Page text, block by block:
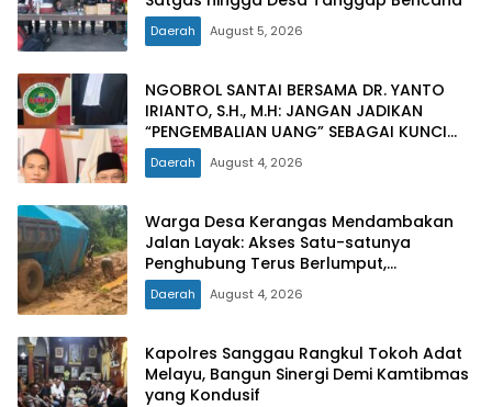
Daerah August 5, 2026
NGOBROL SANTAI BERSAMA DR. YANTO
IRIANTO, S.H., M.H: JANGAN JADIKAN
“PENGEMBALIAN UANG” SEBAGAI KUNCI
PINTU KELUAR DARI JERATAN HUKUM
PIDANA KORUPSI
Daerah August 4, 2026
Warga Desa Kerangas Mendambakan
Jalan Layak: Akses Satu-satunya
Penghubung Terus Berlumput,
Menghambat Ekonomi dan Pelayanan
Kesehatan
Daerah August 4, 2026
Kapolres Sanggau Rangkul Tokoh Adat
Melayu, Bangun Sinergi Demi Kamtibmas
yang Kondusif